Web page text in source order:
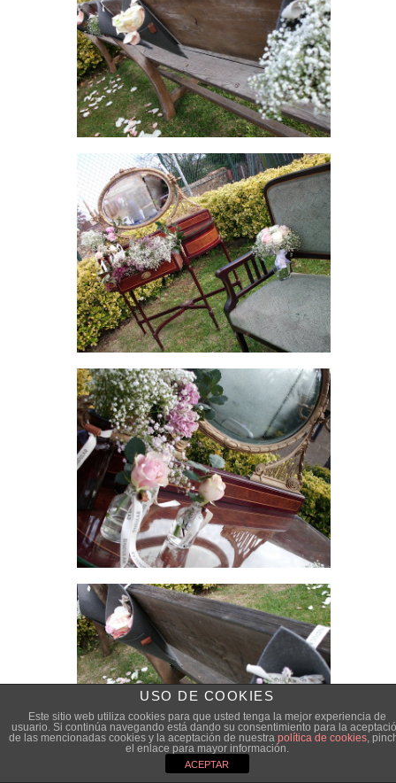
USO DE COOKIES
Este sitio web utiliza cookies para que usted tenga la mejor experiencia de
usuario. Si continúa navegando está dando su consentimiento para la
de las mencionadas cookies y la aceptación de nuestra política de cookies,
el enlace para mayor información.
ACEPTAR